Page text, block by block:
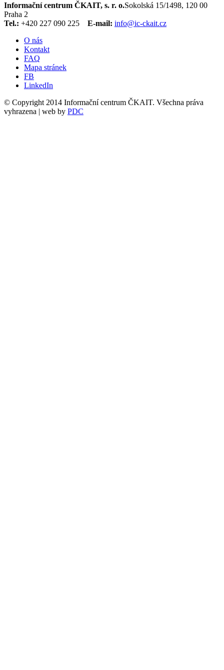
Informační centrum ČKAIT, s. r. o.Sokolská 15/1498, 120 00
Praha 2
Tel.: +420 227 090 225 E-mail: info@ic-ckait.cz
O nás
Kontakt
FAQ
Mapa stránek
FB
LinkedIn
© Copyright 2014 Informační centrum ČKAIT. Všechna práva
vyhrazena | web by PDC